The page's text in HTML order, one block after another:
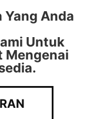
Yang Anda
Untuk
Mengenai